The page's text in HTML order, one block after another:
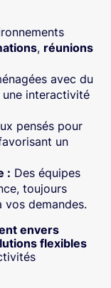
, réunions
avec du
interactivité
pensés pour
un
: Des équipes
toujours
vos demandes.
envers
flexibles